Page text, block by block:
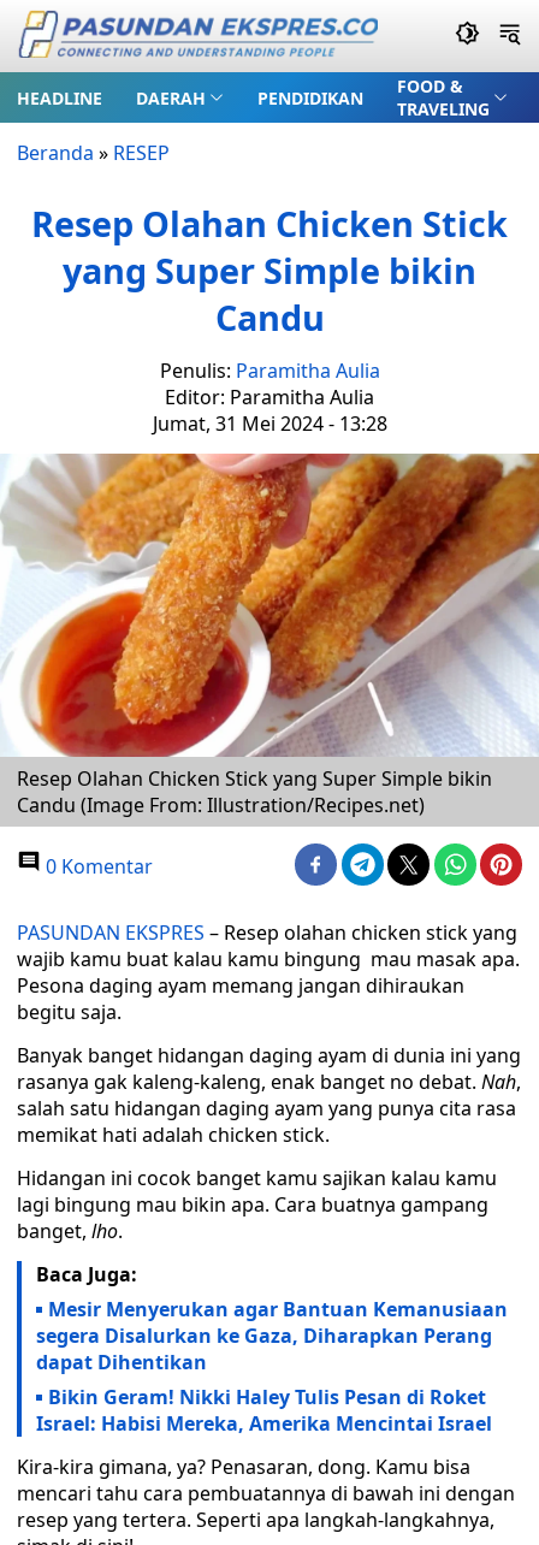
HEADLINE DAERAH PENDIDIKAN
FOOD &
TRAVELING
Beranda » RESEP
Resep Olahan Chicken Stick
yang Super Simple bikin
Candu
Penulis: Paramitha Aulia
Editor: Paramitha Aulia
Jumat, 31 Mei 2024 - 13:28
Resep Olahan Chicken Stick yang Super Simple bikin
Candu (Image From: Illustration/Recipes.net)
0 Komentar
PASUNDAN EKSPRES – Resep olahan chicken stick yang
wajib kamu buat kalau kamu bingung mau masak apa.
Pesona daging ayam memang jangan dihiraukan
begitu saja.
Banyak banget hidangan daging ayam di dunia ini yang
rasanya gak kaleng-kaleng, enak banget no debat. Nah,
salah satu hidangan daging ayam yang punya cita rasa
memikat hati adalah chicken stick.
Hidangan ini cocok banget kamu sajikan kalau kamu
lagi bingung mau bikin apa. Cara buatnya gampang
banget, lho.
Baca Juga:
Mesir Menyerukan agar Bantuan Kemanusiaan
segera Disalurkan ke Gaza, Diharapkan Perang
dapat Dihentikan
Bikin Geram! Nikki Haley Tulis Pesan di Roket
Israel: Habisi Mereka, Amerika Mencintai Israel
Kira-kira gimana, ya? Penasaran, dong. Kamu bisa
mencari tahu cara pembuatannya di bawah ini dengan
resep yang tertera. Seperti apa langkah-langkahnya,